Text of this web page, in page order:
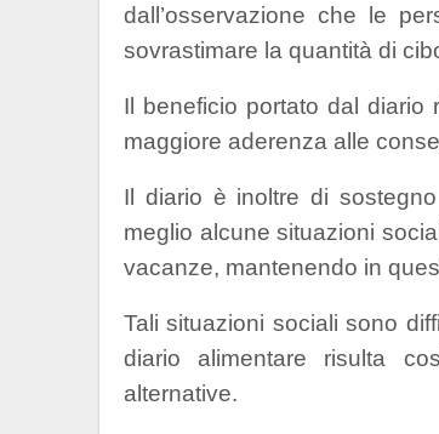
dall’osservazione che le
sovrastimare la quantità di
Il beneficio portato dal diario
maggiore aderenza alle
Il diario è inoltre di
meglio alcune situazioni
vacanze, mantenendo in
Tali situazioni sociali sono
diario alimentare risulta
alternative.